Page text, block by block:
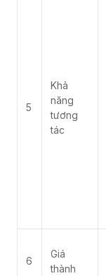
5
Khả
năng
tương
tác
6
Giá
thành